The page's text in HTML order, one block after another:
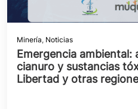
Minería, Noticias
Emergencia ambiental:
cianuro y sustancias
Libertad y otras